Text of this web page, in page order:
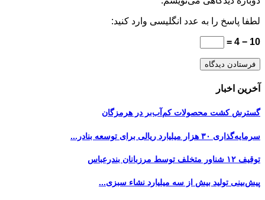
لطفا پاسخ را به عدد انگلیسی وارد کنید:
10 − 4 =
آخرین اخبار
گسترش کشت محصولات کم‌آب‌بر در هرمزگان
سرمایه‌گذاری ۳۰ هزار میلیارد ریالی برای توسعه بنادر...
توقیف ۱۲ شناور متخلف توسط مرزبانان بندرعباس
پیش‌بینی تولید بیش از سه میلیارد نشاء سبزی...